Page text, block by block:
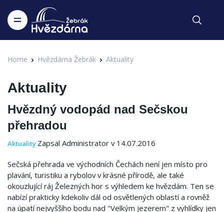
Home Hvězdárna Žebrák Aktuality
Aktuality
Hvězdný vodopád nad Sečskou
přehradou
Aktuality Zapsal Administrator v 14.07.2016
Sečská přehrada ve východních Čechách není jen místo pro
plavání, turistiku a rybolov v krásné přírodě, ale také
okouzlující ráj Železných hor s výhledem ke hvězdám. Ten se
nabízí prakticky kdekoliv dál od osvětlených oblastí a rovněž
na úpatí nejvyššího bodu nad "Velkým jezerem" z vyhlídky jen